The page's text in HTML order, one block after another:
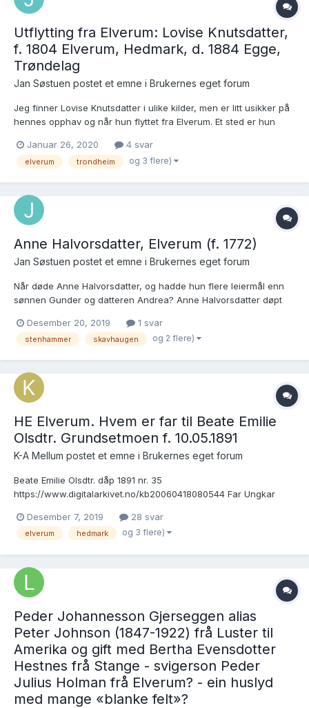
Utflytting fra Elverum: Lovise Knutsdatter,
f. 1804 Elverum, Hedmark, d. 1884 Egge,
Trøndelag
Jan Søstuen postet et emne i Brukernes eget forum
Jeg finner Lovise Knutsdatter i ulike kilder, men er litt usikker på
hennes opphav og når hun flyttet fra Elverum. Et sted er hun
jeg har funnet riktig kandidat som døpt i Elverum i 1804. Kan
familien ha bodd på Sætern? Min kandidat ti...
Januar 26, 2020 4 svar
elverum trondheim og 3 flere)
Anne Halvorsdatter, Elverum (f. 1772)
Jan Søstuen postet et emne i Brukernes eget forum
Når døde Anne Halvorsdatter, og hadde hun flere leiermål enn
sønnen Gunder og datteren Andrea? Anne Halvorsdatter døpt
og Anne Gundersdatter Økset (1728-1814). Hun konfirmeres den
19. oktober 1788 i Elverum kirke (nr 22), og...
Desember 20, 2019 1 svar
stenhammer skavhaugen og 2 flere)
HE Elverum. Hvem er far til Beate Emilie
Olsdtr. Grundsetmoen f. 10.05.1891
K-A Mellum postet et emne i Brukernes eget forum
Beate Emilie Olsdtr. dåp 1891 nr. 35
https://www.digitalarkivet.no/kb20060418080544 Far Ungkar
hans 2. leiermål og Mor tjenestepike Anne Marie Engebretsdtr.
Grundsetmoen. bosatt Grundsetmoen f. 1855, hennes 6.
Desember 7, 2019 28 svar
elverum hedmark og 3 flere)
Peder Johannesson Gjerseggen alias
Peter Johnson (1847-1922) frå Luster til
Amerika og gift med Bertha Evensdotter
Hestnes frå Stange - svigerson Peder
Julius Holman frå Elverum? - ein huslyd
med mange «blanke felt»?